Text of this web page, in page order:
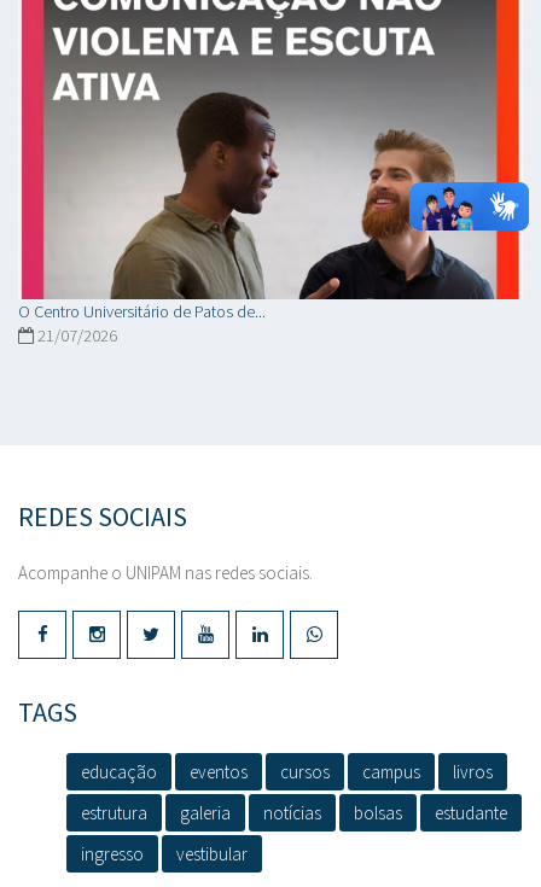
O Centro Universitário de Patos de...
21/07/2026
REDES SOCIAIS
Acompanhe o UNIPAM nas redes sociais.
TAGS
educação eventos cursos campus
livros
estrutura
galeria notícias bolsas
estudante
ingresso
vestibular